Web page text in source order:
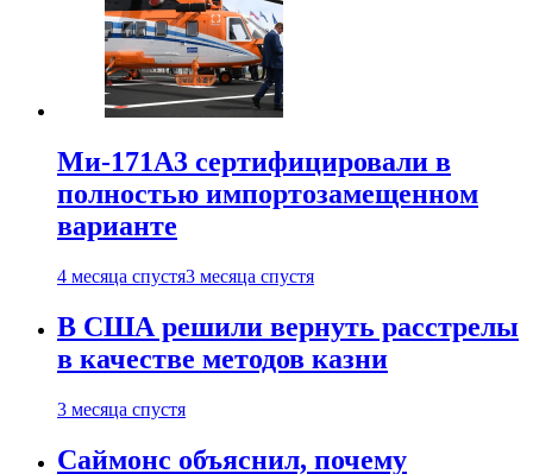
Ми-171А3 сертифицировали в
полностью импортозамещенном
варианте
4 месяца спустя3 месяца спустя
В США решили вернуть расстрелы
в качестве методов казни
3 месяца спустя
Саймонс объяснил, почему